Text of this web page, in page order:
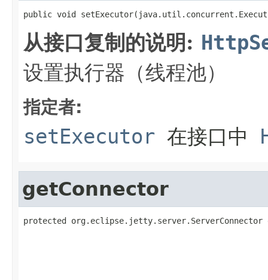
public void
从接口复制的说明:
设置执行器（线程池）
指定者:
setExecutor 在接口中
getConnector
protected